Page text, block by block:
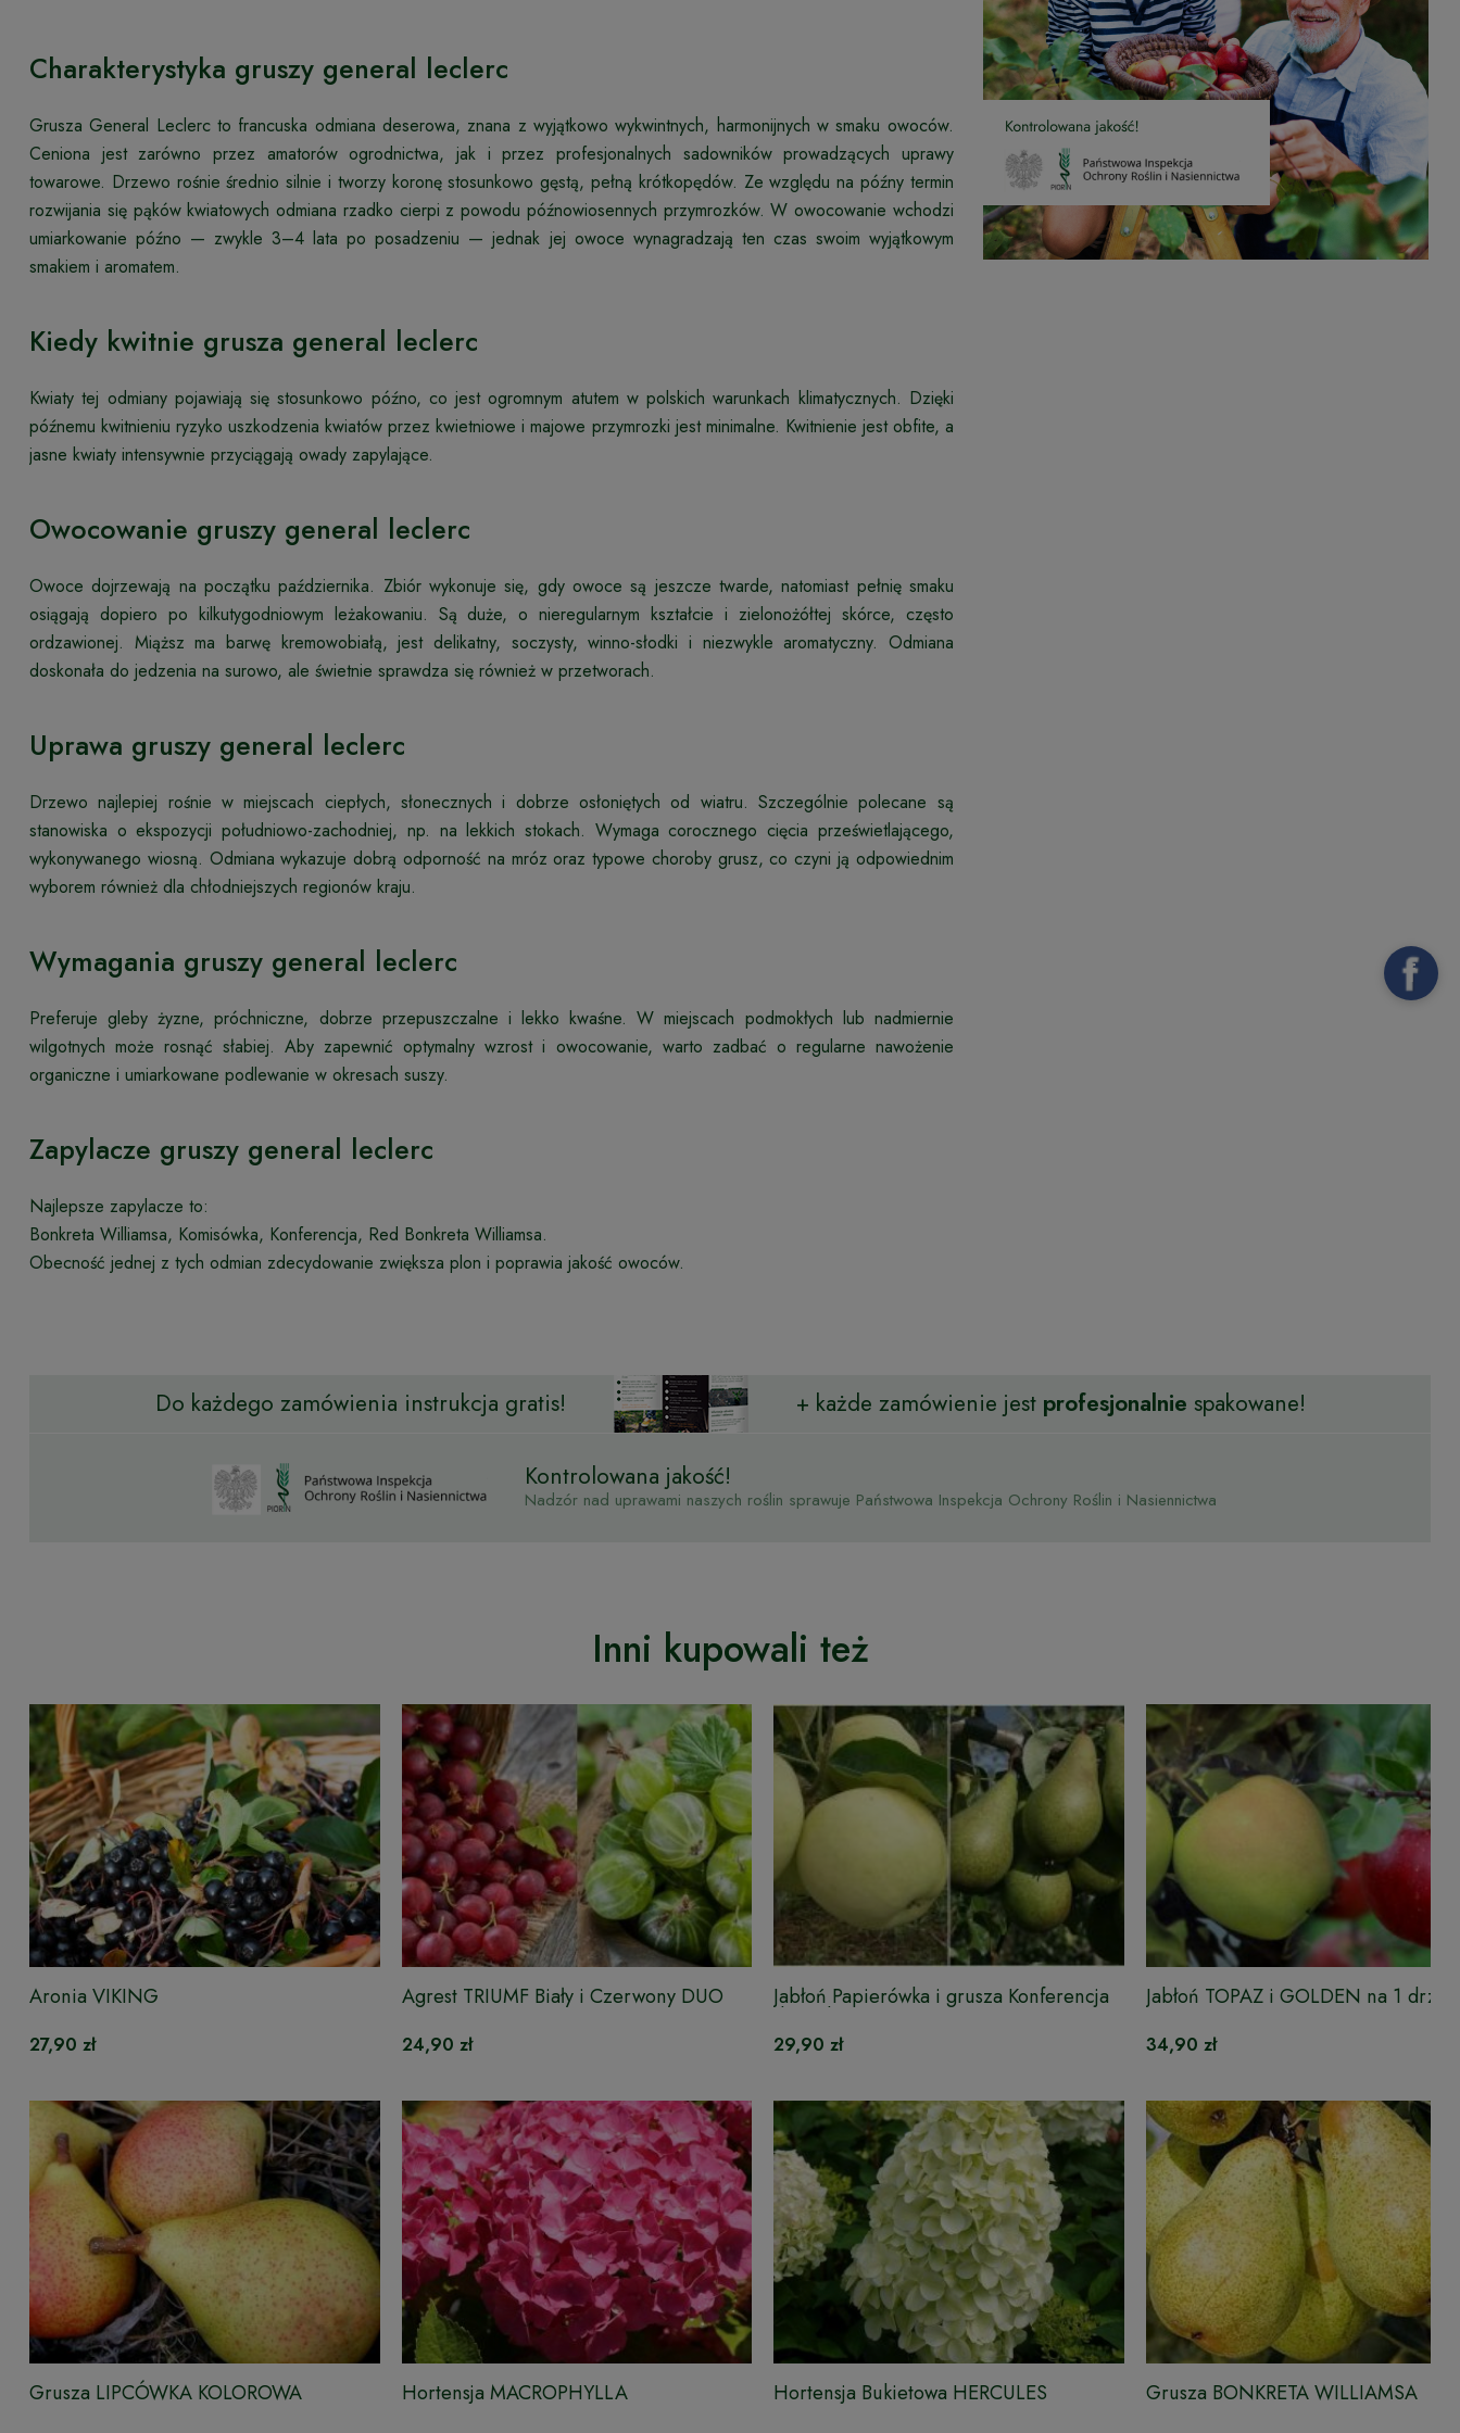
Charakterystyka gruszy general leclerc
Grusza General Leclerc to francuska odmiana deserowa, znana z wyjątkowo wykwintnych, harmonijnych w smaku owoców.
Ceniona jest zarówno przez amatorów ogrodnictwa, jak i przez profesjonalnych sadowników prowadzących uprawy
towarowe. Drzewo rośnie średnio silnie i tworzy koronę stosunkowo gęstą, pełną krótkopędów. Ze względu na późny termin
rozwijania się pąków kwiatowych odmiana rzadko cierpi z powodu późnowiosennych przymrozków. W owocowanie wchodzi
umiarkowanie późno — zwykle 3–4 lata po posadzeniu — jednak jej owoce wynagradzają ten czas swoim wyjątkowym
smakiem i aromatem.
Kiedy kwitnie grusza general leclerc
Kwiaty tej odmiany pojawiają się stosunkowo późno, co jest ogromnym atutem w polskich warunkach klimatycznych. Dzięki
późnemu kwitnieniu ryzyko uszkodzenia kwiatów przez kwietniowe i majowe przymrozki jest minimalne. Kwitnienie jest obfite, a
jasne kwiaty intensywnie przyciągają owady zapylające.
Owocowanie gruszy general leclerc
Owoce dojrzewają na początku października. Zbiór wykonuje się, gdy owoce są jeszcze twarde, natomiast pełnię smaku
osiągają dopiero po kilkutygodniowym leżakowaniu. Są duże, o nieregularnym kształcie i zielonożółtej skórce, często
ordzawionej. Miąższ ma barwę kremowobiałą, jest delikatny, soczysty, winno-słodki i niezwykle aromatyczny. Odmiana
doskonała do jedzenia na surowo, ale świetnie sprawdza się również w przetworach.
Uprawa gruszy general leclerc
Drzewo najlepiej rośnie w miejscach ciepłych, słonecznych i dobrze osłoniętych od wiatru. Szczególnie polecane są
stanowiska o ekspozycji południowo-zachodniej, np. na lekkich stokach. Wymaga corocznego cięcia prześwietlającego,
wykonywanego wiosną. Odmiana wykazuje dobrą odporność na mróz oraz typowe choroby grusz, co czyni ją odpowiednim
wyborem również dla chłodniejszych regionów kraju.
Wymagania gruszy general leclerc
Preferuje gleby żyzne, próchniczne, dobrze przepuszczalne i lekko kwaśne. W miejscach podmokłych lub nadmiernie
wilgotnych może rosnąć słabiej. Aby zapewnić optymalny wzrost i owocowanie, warto zadbać o regularne nawożenie
organiczne i umiarkowane podlewanie w okresach suszy.
Zapylacze gruszy general leclerc
Najlepsze zapylacze to:
Bonkreta Williamsa, Komisówka, Konferencja, Red Bonkreta Williamsa.
Obecność jednej z tych odmian zdecydowanie zwiększa plon i poprawia jakość owoców.
Do każdego zamówienia instrukcja gratis! + każde zamówienie jest profesjonalnie spakowane!
Kontrolowana jakość!
Nadzór nad uprawami naszych roślin sprawuje Państwowa Inspekcja Ochrony Roślin i Nasiennictwa
Inni kupowali też
Aronia VIKING
27,90 zł
Agrest TRIUMF Biały i Czerwony DUO
24,90 zł
Jabłoń Papierówka i grusza Konferencja
drzewko DUO
29,90 zł
Jabłoń TOPAZ i GOLDEN na 1
DUO
34,90 zł
Grusza LIPCÓWKA KOLOROWA Hortensja MACROPHYLLA Hortensja Bukietowa HERCULES Grusza BONKRETA WILLIAMSA